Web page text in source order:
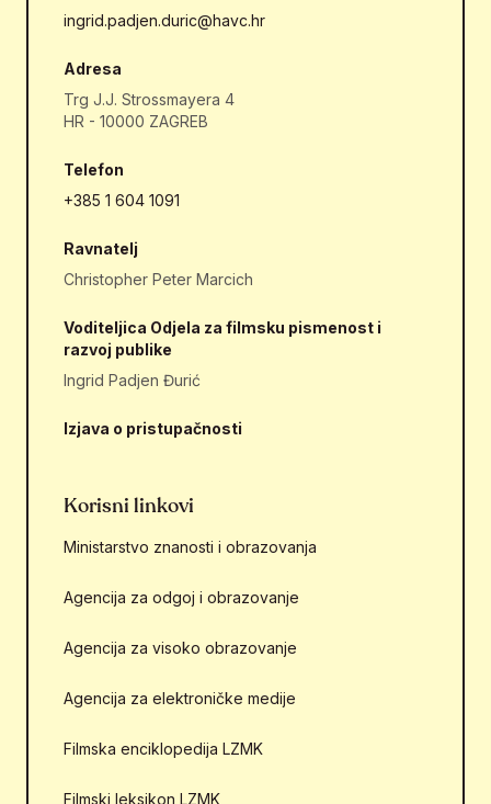
ingrid.padjen.duric@havc.hr
Adresa
Trg J.J. Strossmayera 4
HR - 10000 ZAGREB
Telefon
+385 1 604 1091
Ravnatelj
Christopher Peter Marcich
Voditeljica Odjela za filmsku pismenost i
razvoj publike
Ingrid Padjen Đurić
Izjava o pristupačnosti
Korisni linkovi
Ministarstvo znanosti i obrazovanja
Agencija za odgoj i obrazovanje
Agencija za visoko obrazovanje
Agencija za elektroničke medije
Filmska enciklopedija LZMK
Filmski leksikon LZMK